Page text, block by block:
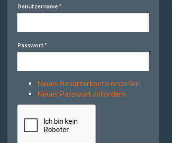
Benutzername*
Passwort *
Neues Benutzerkonto erstellen
Neues Passwort anfordern